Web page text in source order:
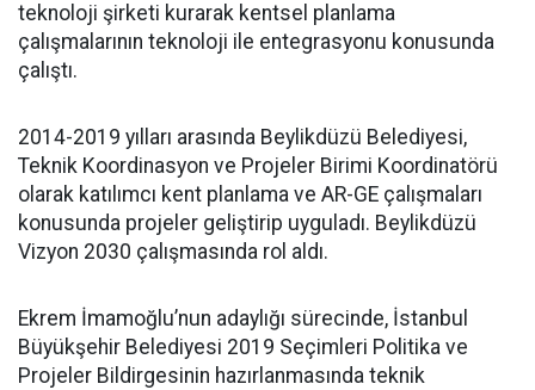
teknoloji şirketi kurarak kentsel planlama
çalışmalarının teknoloji ile entegrasyonu konusunda
çalıştı.
2014-2019 yılları arasında Beylikdüzü Belediyesi,
Teknik Koordinasyon ve Projeler Birimi Koordinatörü
olarak katılımcı kent planlama ve AR-GE çalışmaları
konusunda projeler geliştirip uyguladı. Beylikdüzü
Vizyon 2030 çalışmasında rol aldı.
Ekrem İmamoğlu’nun adaylığı sürecinde, İstanbul
Büyükşehir Belediyesi 2019 Seçimleri Politika ve
Projeler Bildirgesinin hazırlanmasında teknik